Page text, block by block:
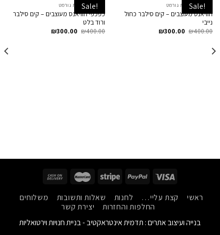
Sale!
Add to
Wishlist
הוויאנס שרשרת גורמט
הוויאנס מעוצבים – קים סילבר כחול
נייבי
₪400.00
₪300.00
Sale!
Add to
Wishlist
הוויאנס שרשרת גורמט
כפכפי הוויאנס מעוצבים – קים סילבר
ורוד בלט
₪400.00
₪300.00
ראשי קצת עליי… לחנות שאלות ותשובות
משלוחים
החלפות והחזרות
יצירת קשר
בנייה ועיצוב אתרים : תדמית אינטראקטיב - בניית חנויות וירטואליות